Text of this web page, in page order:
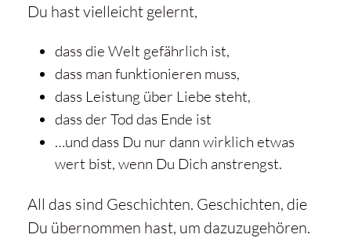
Du hast vielleicht gelernt,
dass die Welt gefährlich ist,
dass man funktionieren muss,
dass Leistung über Liebe steht,
dass der Tod das Ende ist
…und dass Du nur dann wirklich etwas
wert bist, wenn Du Dich anstrengst.
All das sind Geschichten. Geschichten, die
Du übernommen hast, um dazuzugehören.